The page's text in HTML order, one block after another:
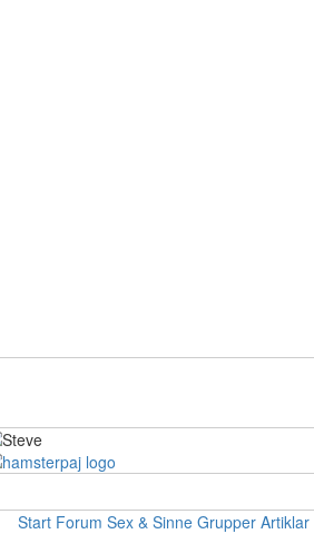
Start Forum Sex & Sinne Grupper Artiklar